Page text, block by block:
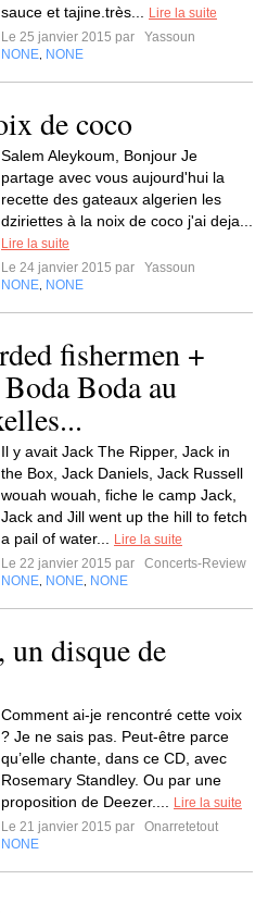
sauce et tajine.très...
Lire la suite
Le 25 janvier 2015 par
Yassoun
NONE NONE
de coco
Salem Aleykoum, Bonjour Je
partage avec vous aujourd'hui la
recette des gateaux algerien les
dziriettes à la noix de coco j'ai deja...
Lire la suite
Le 24 janvier 2015 par
Yassoun
NONE NONE
fishermen +
Boda au
Il y avait Jack The Ripper, Jack in
the Box, Jack Daniels, Jack Russell
wouah wouah, fiche le camp Jack,
Jack and Jill went up the hill to fetch
a pail of water...
Lire la suite
Le 22 janvier 2015 par
Concerts-Review
NONE NONE NONE
disque de
Comment ai-je rencontré cette voix
? Je ne sais pas. Peut-être parce
qu’elle chante, dans ce CD, avec
Rosemary Standley. Ou par une
proposition de Deezer....
Lire la suite
Le 21 janvier 2015 par
Onarretetout
NONE